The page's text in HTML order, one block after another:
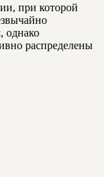
при которой
однако
распределены